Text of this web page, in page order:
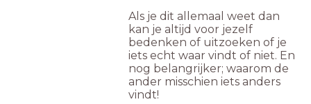
Als je dit allemaal weet dan
kan je altijd voor jezelf
bedenken of uitzoeken of je
iets echt waar vindt of niet. En
nog belangrijker; waarom de
ander misschien iets anders
vindt!